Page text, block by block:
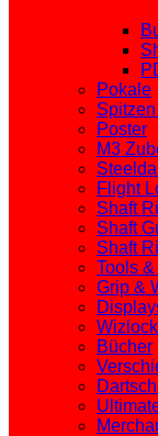
Pokale
Poster
M3
Flight
Shaft
Shaft
Shaft
Tools
Grip &
Bücher